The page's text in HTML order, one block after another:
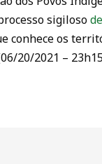
sigiloso
conhece os
20/2021 –